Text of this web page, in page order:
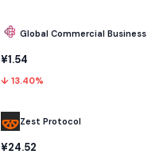
Global Commercial Business
¥1.54
↓ 13.40%
Zest Protocol
¥24.52